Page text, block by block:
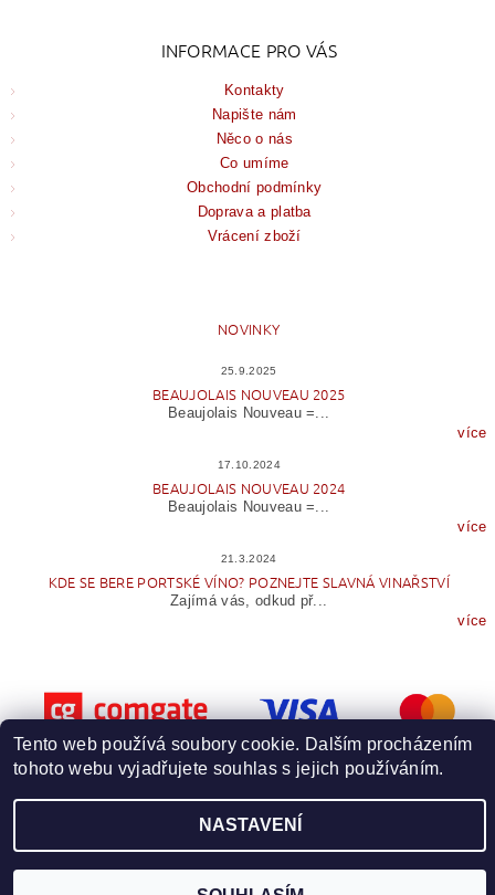
INFORMACE PRO VÁS
Kontakty
Napište nám
Něco o nás
Co umíme
Obchodní podmínky
Doprava a platba
Vrácení zboží
NOVINKY
25.9.2025
BEAUJOLAIS NOUVEAU 2025
Beaujolais Nouveau =...
více
17.10.2024
BEAUJOLAIS NOUVEAU 2024
Beaujolais Nouveau =...
více
21.3.2024
KDE SE BERE PORTSKÉ VÍNO? POZNEJTE SLAVNÁ VINAŘSTVÍ
Zajímá vás, odkud př...
více
Upravit nastavení cookies
Tento web používá soubory cookie. Dalším procházením
tohoto webu vyjadřujete souhlas s jejich používáním.
NASTAVENÍ